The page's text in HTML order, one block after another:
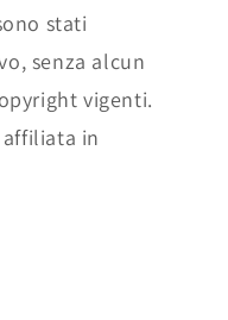
stati
senza alcun
vigenti.
affiliata in